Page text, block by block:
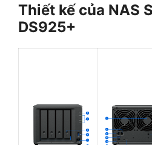
Thiết kế của NAS
DS925+